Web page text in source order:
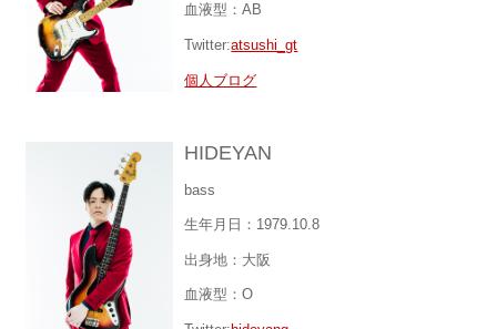
血液型：AB
Twitter:atsushi_gt
個人ブログ
HIDEYAN
bass
生年月日：1979.10.8
出身地：大阪
血液型：O